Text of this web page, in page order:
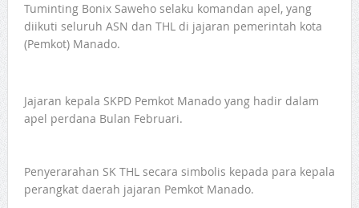
Tuminting Bonix Saweho selaku komandan apel, yang
diikuti seluruh ASN dan THL di jajaran pemerintah kota
(Pemkot) Manado.
Jajaran kepala SKPD Pemkot Manado yang hadir dalam
apel perdana Bulan Februari.
Penyerarahan SK THL secara simbolis kepada para kepala
perangkat daerah jajaran Pemkot Manado.